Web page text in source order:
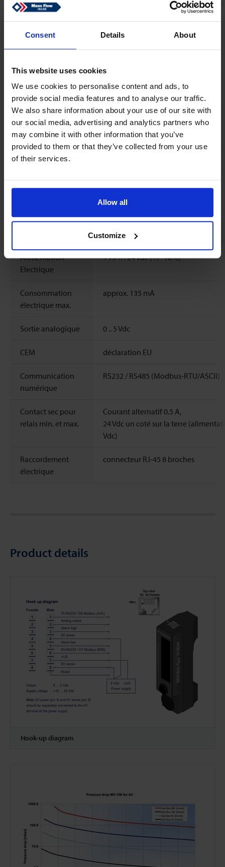
Consent Details About
This website uses cookies
We use cookies to personalise content and ads, to
provide social media features and to analyse our traffic.
We also share information about your use of our site with
our social media, advertising and analytics partners who
may combine it with other information that you’ve
provided to them or that they’ve collected from your use
of their services.
Allow all
Customize
Matériau en
contact avec le
Débitmètre: aluminium, Viton®
Pression
Raccordement au
procédé
G 1/4” BSPP femelle
Matériau
d'étanchéité
Viton®, PTFE
Poids
Indice de
IP-40
Propriétés électriques
Alimentation
Electrique
+15 … 24 Vdc (+/- 10%)
Consommation
électrique max.
approx. 135 mA
Sortie analogique 0 .. 5 Vdc
CEM déclaration EU
Communication
numérique
RS232 / RS485 (Modbus-RTU/ASCII)
Contact sec pour
relais min. et max.
Courant alternatif 0.5 A,
24 Vdc un coté sur la terre
Vdc)
Raccordement
électrique
connecteur RJ-45 8 broches
Product details
Hook-up diagram